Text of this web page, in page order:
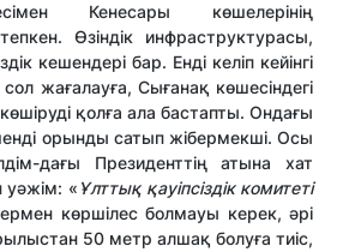
Кенесары көшелерінің
Өзіндік инфраструктурасы,
кешендері бар. Енді келіп кейінгі
жағалауға, Сығанақ көшесіндегі
қолға ала бастапты. Ондағы
орынды сатып жібермекші. Осы
дағы Президенттің атына хат
уәжім: « Ұлттық қауіпсіздік комитеті
көршілес болмауы керек, әрі
50 метр алшақ болуға тиіс,